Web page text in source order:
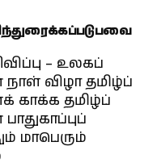
– உலகப்
நாள் விழா தமிழ்ப்
காக்க தமிழ்ப்
மாபெரும்